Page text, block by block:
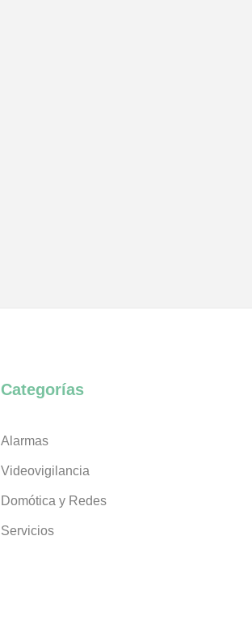
Categorías
Alarmas
Videovigilancia
Domótica y Redes
Servicios